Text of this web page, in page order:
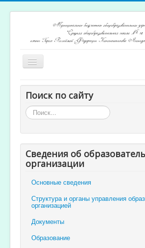
Включить/
выключить
Главная
Открытость и доступность
Ученикам и родителям
Учителям
Электронный журнал
Поиск по сайту
Искать...
Сведения об
организации
Основные сведения
Структура и органы управления
организацией
Документы
Образование